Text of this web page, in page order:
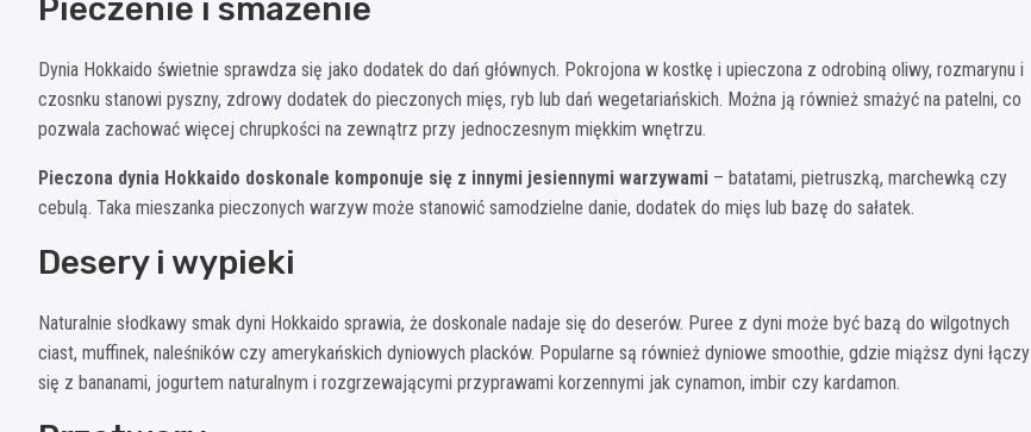
Pieczenie i smażenie
Dynia Hokkaido świetnie sprawdza się jako dodatek do dań głównych. Pokrojona w kostkę i upieczona z odrobiną oliwy, rozmarynu i
czosnku stanowi pyszny, zdrowy dodatek do pieczonych mięs, ryb lub dań wegetariańskich. Można ją również smażyć na patelni, co
pozwala zachować więcej chrupkości na zewnątrz przy jednoczesnym miękkim wnętrzu.
Pieczona dynia Hokkaido doskonale komponuje się z innymi jesiennymi warzywami – batatami, pietruszką, marchewką czy
cebulą. Taka mieszanka pieczonych warzyw może stanowić samodzielne danie, dodatek do mięs lub bazę do sałatek.
Desery i wypieki
Naturalnie słodkawy smak dyni Hokkaido sprawia, że doskonale nadaje się do deserów. Puree z dyni może być bazą do wilgotnych
ciast, muffinek, naleśników czy amerykańskich dyniowych placków. Popularne są również dyniowe smoothie, gdzie miąższ dyni łączy
się z bananami, jogurtem naturalnym i rozgrzewającymi przyprawami korzennymi jak cynamon, imbir czy kardamon.